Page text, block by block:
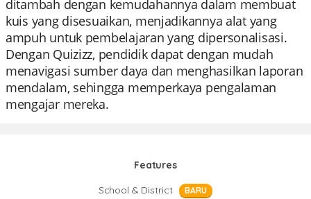
ditambah dengan kemudahannya dalam membuat
kuis yang disesuaikan, menjadikannya alat yang
ampuh untuk pembelajaran yang dipersonalisasi.
Dengan Quizizz, pendidik dapat dengan mudah
menavigasi sumber daya dan menghasilkan laporan
mendalam, sehingga memperkaya pengalaman
mengajar mereka.
Features
School & District
BARU